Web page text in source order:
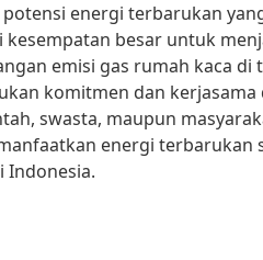
potensi energi terbarukan
kesempatan besar untuk
emisi gas rumah kaca di
komitmen dan kerjasama
swasta, maupun
energi terbarukan
Indonesia.